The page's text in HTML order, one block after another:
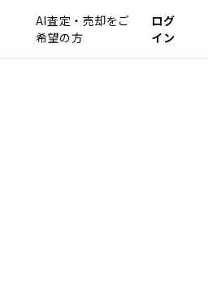
AI査定・売却をご
希望の方
ログ
イン